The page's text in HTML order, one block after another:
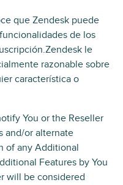
que Zendesk puede
de los
le
razonable sobre
característica o
You or the Reseller
and/or alternate
of any Additional
Features by You
will be considered